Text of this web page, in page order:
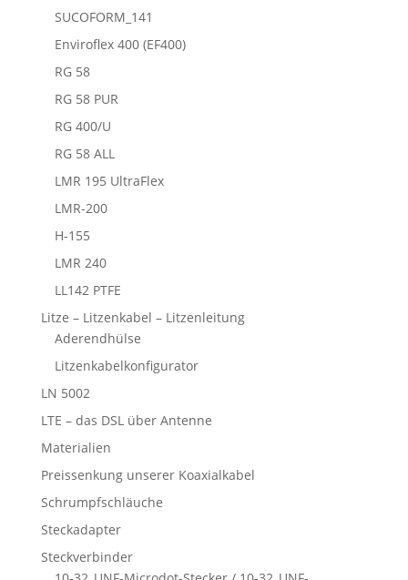
SUCOFORM_141
Enviroflex 400 (EF400)
RG 58
RG 58 PUR
RG 400/U
RG 58 ALL
LMR 195 UltraFlex
LMR-200
H-155
LMR 240
LL142 PTFE
Litze – Litzenkabel – Litzenleitung
Aderendhülse
Litzenkabelkonfigurator
LN 5002
LTE – das DSL über Antenne
Materialien
Preissenkung unserer Koaxialkabel
Schrumpfschläuche
Steckadapter
Steckverbinder